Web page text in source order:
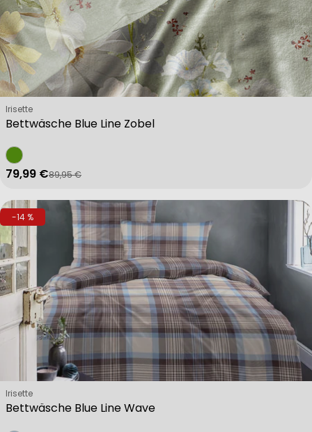
Bettwäsche Blue Line Zobel
Verkäufer:
Irisette
Verkaufspreis
79,99 €
Regulärer Preis
89,95 €
-14 %
Bettwäsche Blue Line Wave
Verkäufer:
Irisette